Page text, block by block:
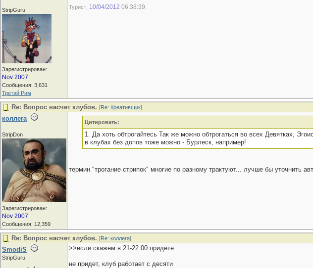
StripGuru
Зарегистрирован:
Nov 2007
Сообщения: 3,631
Третий Рим
Турист; 10/04/2012 06:38:39
Re: Вопрос насчет клубов. [Re: Креативщик]
коллега
StripDon
Зарегистрирован:
Nov 2007
Сообщения: 12,359
Цитировать:
1. Да хоть обтрогайтесь Так же можно обтрогаться во всех Девятках,
в клубах без допов тоже можно - Бурлеск, например!
термин "трогание стрипок" многие по разному трактуют... лучше бы уточнить
Re: Вопрос насчет клубов. [Re: коллега]
SmodiS
StripGuru
>>если скажем в 21-22.00 придёте
не придет, клуб работает с десяти